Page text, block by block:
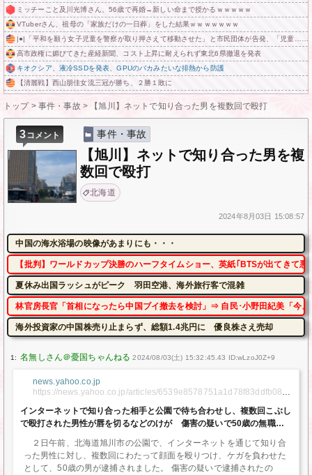
ミッチーこと及川光博さん、56歳で再婚→新しい命まで授かるｗｗｗｗｗ
VTuberさん、祖母の「家族だけの一日葬」をした結果ｗｗｗｗｗｗｗ
|●|「平和を願う女子児童を警察が取り押さえて移動させた」と市民団体が告発、「児童……
高市政権に媚びてきた産経新聞、コスト上昇に耐えられず東北6県撤退を発表
キオクシア、液冷SSDを発表、GPUのバカみたいな排熱から防護
【清麗戦】西山朋佳女流三冠が勝ち、２勝１敗に
トップ> 事件・事故> 【旭川】ネットで知り合った男を複数回で殴打
3コメント 事件・事故
【旭川】ネットで知り合った男を複
数回で殴打
北海道
2024年8月03日 15:08:57
中国の海水浴場の映像があまりにも・・・
【批判】ワールドカップ決勝のハーフタイムショー、英紙｢BTSが出てきて悪
夏休み出国ラッシュがピーク 羽田空港、海外旅行客で混雑
林官房長官「首相になったら中国ブイ撤去を検討」⇒ 自民･小野田紀美「今
海外投資家の中国株売り止まらず、総額1.4兆円に 優良株さえ売却
1: 2024/08/03(土) 15:32:45.43 ID:wLzoJ0Z+9
news.yahoo.co.jp
https://news.yahoo.co.jp/articles/6539e8578751a1d78f83ddfb08f1
インターネットで知り合った相手と公園で待ち合わせし、複数回こぶし
で殴打された男性が唇を切るなどのけが 傷害の疑いで50歳の無職の
２日午前、北海道旭川市の公園で、インターネットを通じて知り合
った男性に対し、複数回にわたって顔面を殴りつけ、ケガを負わせた
として、50歳の男が逮捕されました。 傷害の疑いで逮捕されたの